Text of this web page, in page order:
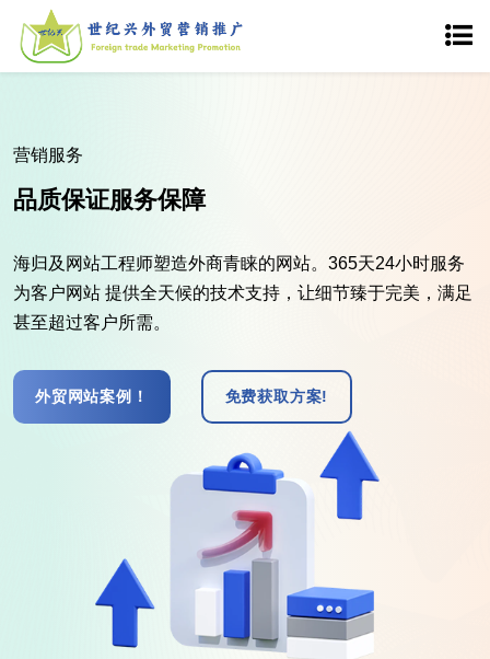
营销服务
品质保证服务保障
海归及网站工程师塑造外商青睐的网站。365天24小时服务
为客户网站 提供全天候的技术支持，让细节臻于完美，满足
甚至超过客户所需。
外贸网站案例！ 免费获取方案!